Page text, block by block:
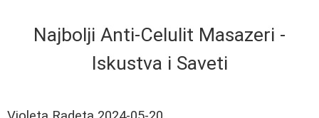
Najbolji Anti-Celulit Masazeri -
Iskustva i Saveti